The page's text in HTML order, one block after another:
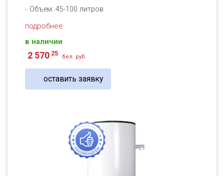
Объем: 45-100 литров
подробнее
в наличии
2 570 25 бел. руб.
оставить заявку